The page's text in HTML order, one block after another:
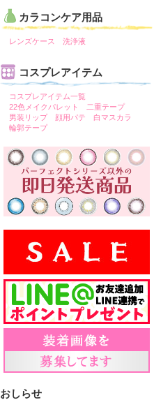
カラコンケア用品
レンズケース 洗浄液
コスプレアイテム
コスプレアイテム一覧
22色メイクパレット
二重テープ
男装リップ
顔用パテ
白マスカラ
輪郭テープ
おしらせ